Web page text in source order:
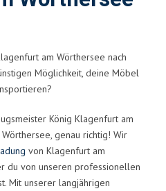
am Wörthersee nach
Möglichkeit, deine Möbel
König Klagenfurt am
genau richtig! Wir
von Klagenfurt am
du von unseren professionellen
Mit unserer langjährigen